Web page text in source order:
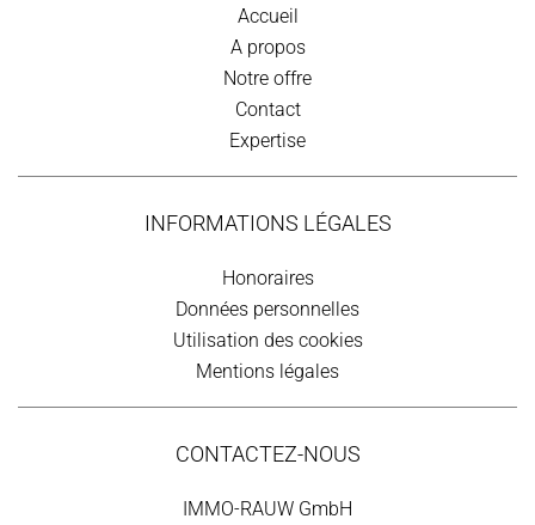
Accueil
A propos
Notre offre
Contact
Expertise
INFORMATIONS LÉGALES
Honoraires
Données personnelles
Utilisation des cookies
Mentions légales
CONTACTEZ-NOUS
IMMO-RAUW GmbH